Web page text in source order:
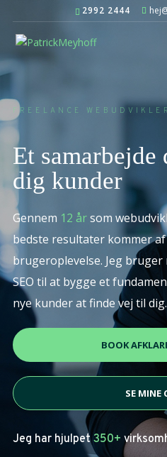
2992 2444
FREELANCE WEBUDVIKLER
Et samarbejde
dig kunder
Gennem 12 årsom
bedste resultater kommer
brugeroplevelse. Jeg
SEO til at bygge et
nye kunder at finde vej til dig.
BOOK
SE MINE
Jeg har hjulpet350+